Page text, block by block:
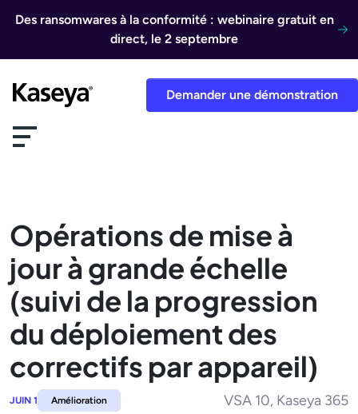
Des ransomwares à la conformité : webinaire gratuit en
direct, le 2 septembre
Demander une démonstration
Opérations de mise à
jour à grande échelle
(suivi de la progression
du déploiement des
correctifs par appareil)
JUIN 1 Amélioration VSA 10, Kaseya 365